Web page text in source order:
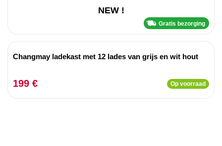
NEW !
Gratis bezorging
Changmay ladekast met 12 lades van grijs en wit hout
199 € Op voorraad